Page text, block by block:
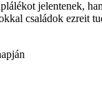
jelentenek,
családok ezreit